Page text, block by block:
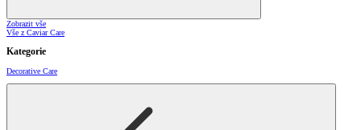
Zobrazit vše
Vše z Caviar Care
Kategorie
Decorative Care